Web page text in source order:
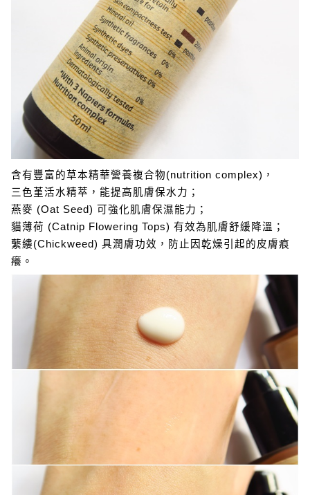
含有豐富的草本精華營養複合物(nutrition complex)，
三色堇活水精萃，能提高肌膚保水力；
燕麥 (Oat Seed) 可強化肌膚保濕能力；
貓薄荷 (Catnip Flowering Tops) 有效為肌膚舒緩降溫；
蘩縷(Chickweed) 具潤膚功效，防止因乾燥引起的皮膚痕
癢。